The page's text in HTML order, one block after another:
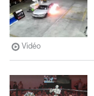
Vidéo